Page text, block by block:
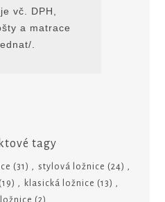
vč. DPH,
a matrace
.
tagy
(31) stylová ložnice (24)
(19) klasická ložnice (13)
(2)